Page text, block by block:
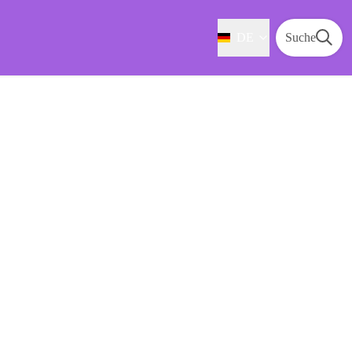
Suche